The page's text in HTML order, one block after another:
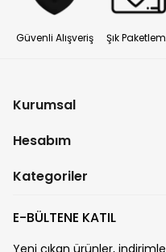
Güvenli Alışveriş Şık
Kurumsal
Hesabım
Kategoriler
E-BÜLTENE KATIL